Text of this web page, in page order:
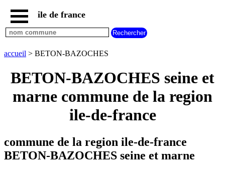
accueil
paris
communes
communes
hauts
seine
marne
communes
ile de france
accueil > BETON-BAZOCHES
BETON-BAZOCHES seine et
marne commune de la region
ile-de-france
commune de la region ile-de-france
BETON-BAZOCHES seine et marne